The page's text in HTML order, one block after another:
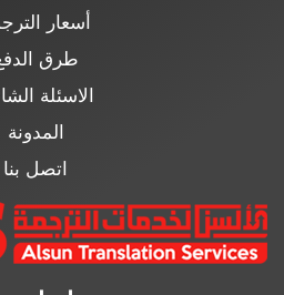
أسعار
طرق
الاسئلة
المدونة
اتصل بنا